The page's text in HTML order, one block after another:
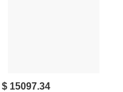
$ 15097.34